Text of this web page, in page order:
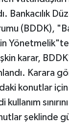
Bankacılık
(BDDK),
Yönetmelik"te
karar,
Karara
konutlar
şeklinde